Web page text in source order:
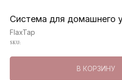
Система для домашнего
FlaxTap
SKU:
В КОРЗИНУ